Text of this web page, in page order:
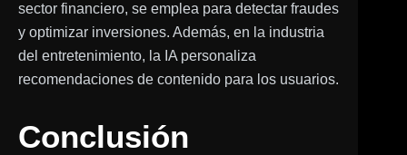
sector financiero, se emplea para detectar fraudes
y optimizar inversiones. Además, en la industria
del entretenimiento, la IA personaliza
recomendaciones de contenido para los usuarios.
Conclusión